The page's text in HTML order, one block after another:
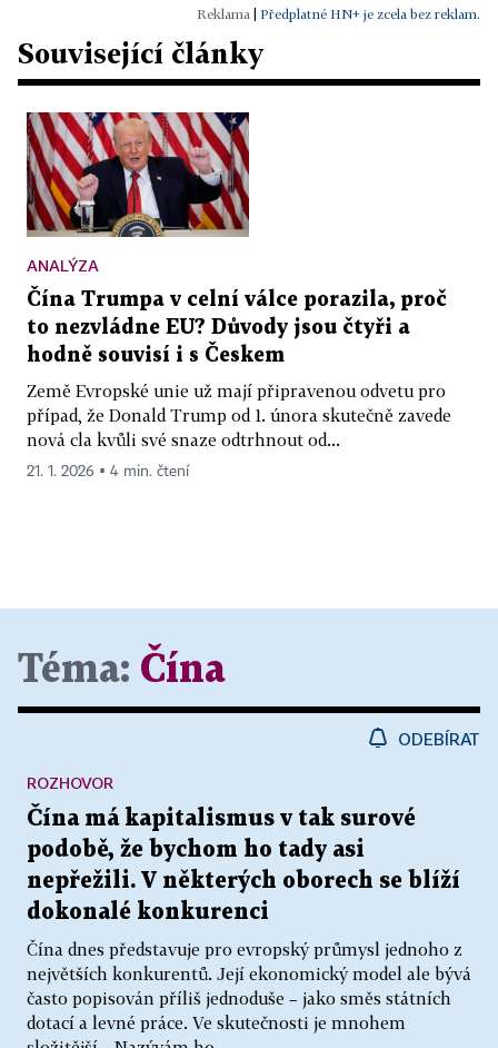
| Předplatné HN+ je zcela bez reklam.
Související články
ANALÝZA
Čína Trumpa v celní válce porazila, proč
to nezvládne EU? Důvody jsou čtyři a
hodně souvisí i s Českem
Země Evropské unie už mají připravenou odvetu pro
případ, že Donald Trump od 1. února skutečně zavede
nová cla kvůli své snaze odtrhnout od...
21. 1. 2026 ▪ 4 min. čtení
Téma: Čína
ODEBÍRAT
Čína má kapitalismus v tak surové
podobě, že bychom ho tady asi
nepřežili. V některých oborech se blíží
dokonalé konkurenci
Čína dnes představuje pro evropský průmysl jednoho z
největších konkurentů. Její ekonomický model ale bývá
často popisován příliš jednoduše – jako směs státních
dotací a levné práce. Ve skutečnosti je mnohem
ROZHOVOR